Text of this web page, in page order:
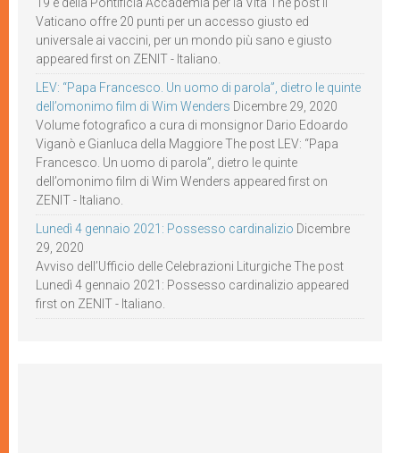
Vaticano offre 20 punti per un accesso giusto ed
universale ai vaccini, per un mondo più sano e giusto
appeared first on ZENIT - Italiano.
LEV: “Papa Francesco. Un uomo di parola”, dietro le quinte
dell’omonimo film di Wim Wenders Dicembre 29, 2020
Volume fotografico a cura di monsignor Dario Edoardo
Viganò e Gianluca della Maggiore The post LEV: “Papa
Francesco. Un uomo di parola”, dietro le quinte
dell’omonimo film di Wim Wenders appeared first on
ZENIT - Italiano.
Lunedì 4 gennaio 2021: Possesso cardinalizio Dicembre
29, 2020
Avviso dell’Ufficio delle Celebrazioni Liturgiche The post
Lunedì 4 gennaio 2021: Possesso cardinalizio appeared
first on ZENIT - Italiano.